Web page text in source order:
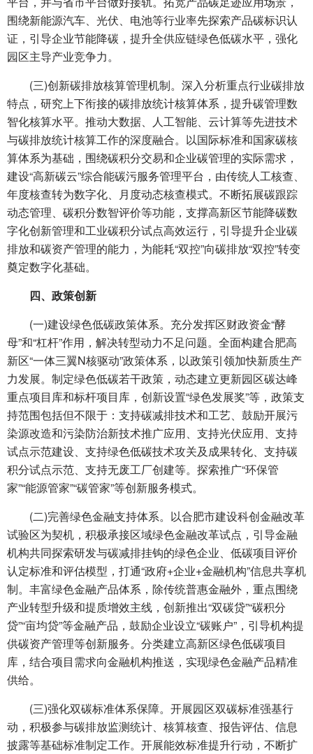
围绕新能源汽车、光伏、电池等行业率先探索产品碳标识认
证，引导企业节能降碳，提升全供应链绿色低碳水平，强化
园区主导产业竞争力。
(三)创新碳排放核算管理机制。深入分析重点行业碳排放
特点，研究上下衔接的碳排放统计核算体系，提升碳管理数
智化核算水平。推动大数据、人工智能、云计算等先进技术
与碳排放统计核算工作的深度融合。以国际标准和国家碳核
算体系为基础，围绕碳积分交易和企业碳管理的实际需求，
建设“高新碳云”综合能碳污服务管理平台，由传统人工核查、
年度核查转为数字化、月度动态核查模式。不断拓展碳跟踪
动态管理、碳积分数智评价等功能，支撑高新区节能降碳数
字化创新管理和工业碳积分试点高效运行，引导提升企业碳
排放和碳资产管理的能力，为能耗“双控”向碳排放“双控”转变
奠定数字化基础。
四、政策创新
(一)建设绿色低碳政策体系。充分发挥区财政资金“酵
母”和“杠杆”作用，解决转型动力不足问题。全面构建合肥高
新区“一体三翼N核驱动”政策体系，以政策引领加快新质生产
力发展。制定绿色低碳若干政策，动态建立更新园区碳达峰
重点项目库和标杆项目库，创新设置“绿色发展奖”等，政策支
持范围包括但不限于：支持碳减排技术和工艺、鼓励开展污
染源改造和污染防治新技术推广应用、支持光伏应用、支持
试点示范建设、支持绿色低碳技术攻关及成果转化、支持碳
积分试点示范、支持无废工厂创建等。探索推广“环保管
家”“能源管家”“碳管家”等创新服务模式。
(二)完善绿色金融支持体系。以合肥市建设科创金融改革
试验区为契机，积极承接区域绿色金融改革试点，引导金融
机构共同探索研发与碳减排挂钩的绿色企业、低碳项目评价
认定标准和评估模型，打通“政府+企业+金融机构”信息共享机
制。丰富绿色金融产品体系，除传统普惠金融外，重点围绕
产业转型升级和提质增效主线，创新推出“双碳贷”“碳积分
贷”“亩均贷”等金融产品，鼓励企业设立“碳账户”，引导机构提
供碳资产管理等创新服务。分类建立高新区绿色低碳项目
库，结合项目需求向金融机构推送，实现绿色金融产品精准
供给。
(三)强化双碳标准体系保障。开展园区双碳标准强基行
动，积极参与碳排放监测统计、核算核查、报告评估、信息
披露等基础标准制定工作。开展能效标准提升行动，不断扩